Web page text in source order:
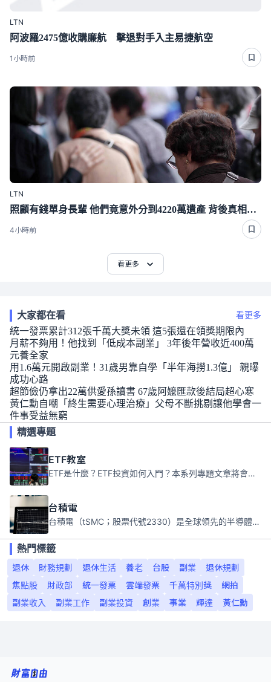
LTN
阿波羅2475億收購廉航 擊退對手入主易捷航空
1小時前
LTN
照顧有錢單身長輩 他們竟意外分到4220萬遺產 背後真相曝光了
4小時前
看更多
大家都在看 看更多
統一發票累計312張千萬大獎未領 這5張還在領獎期限內
月薪不夠用！他找到「低成本副業」 3年後年營收近400萬
元養全家
用1.6萬元開啟副業！31歲男靠自學「半年海撈1.3億」 親曝
成功心路
超節儉仍拿出22萬供愛孫讀書 67歲阿嬤匯款後結局超心寒
黃仁勳自嘲「終生需要心理治療」父母不斷挑剔讓他學會一
件事受益無窮
精選專題
ETF教室
ETF是什麼？ETF投資如何入門？本系列專題文章將會告訴你新手必須知道的ETF基礎知識。
台積電
台積電（tSMC；股票代號2330）是全球領先的半導體代工公司，成立於1987年，總部位於台灣新竹。且已於美國、日本、德國及中國設廠，台積電是全球首家專業積體電路製造服務公司，也是全球最先進和最大規模的半導體代工廠。
熱門標籤
退休
財務規劃 退休生活 養老 台股 副業
退休規劃
焦點股
財政部 統一發票 雲端發票 千萬特別獎
網拍
副業收入
副業工作 副業投資 創業 事業 輝達 黃仁勳